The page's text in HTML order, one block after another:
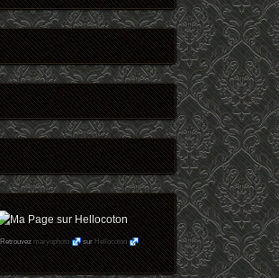
Retrouvezmaryophoto surHellocoton